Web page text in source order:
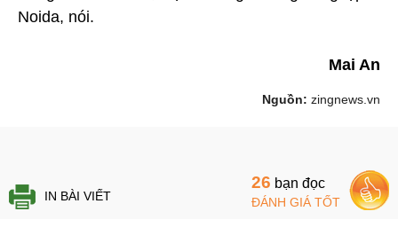
Noida, nói.
Mai An
Nguồn: zingnews.vn
IN BÀI VIẾT
26 bạn đọc
ĐÁNH GIÁ TỐT